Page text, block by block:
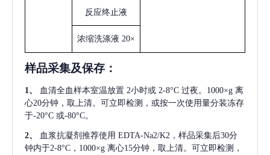
反应终止液
浓缩洗涤液 20×
样品采集及保存 ：
1、 血清全血样本室温放置 2小时或 2-8°C 过夜。1000×g 离
心20分钟，取上清。可立即检测，或按一次使用量分装冻存
于-20°C 或-80°C。
2、 血浆抗凝剂推荐使用 EDTA-Na2/K2，样品采集后30分
钟内于2-8°C，1000×g 离心15分钟，取上清。可立即检测，